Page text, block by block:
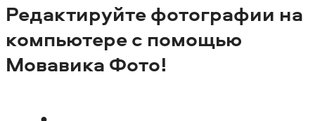
Редактируйте фотографии на
компьютере с помощью
Мовавика Фото!